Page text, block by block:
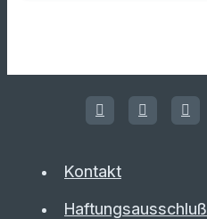
Kontakt
Haftungsausschluß